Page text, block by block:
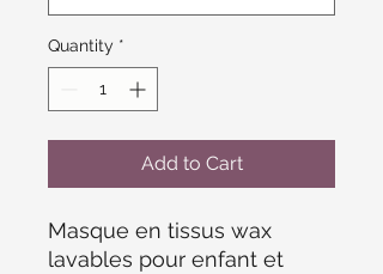
Quantity *
Add to Cart
Masque en tissus wax
lavables pour enfant et